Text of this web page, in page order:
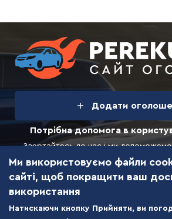
Перші два
Додати
Потрібна допомога в
Звертайтесь до нас і ми
Продавай, купляй,
Ми використовуємо файли
сайті, щоб покращити ваш
використання
Натискаючи кнопку Прийняти, ви